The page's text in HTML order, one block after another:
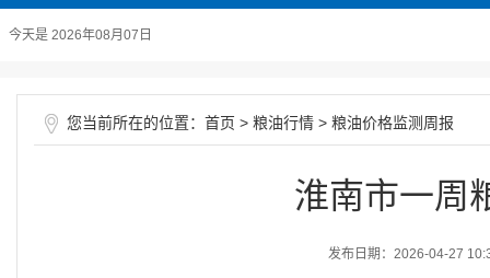
今天是 2026年08月07日
您当前所在的位置： 首页 > 粮油行情 > 粮油价格监测周报
淮南市一周
发布日期：2026-04-27